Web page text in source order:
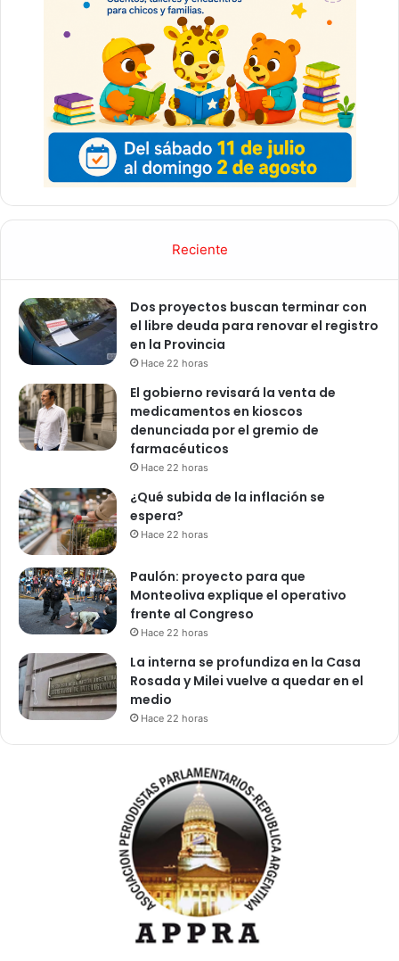
Reciente
Dos proyectos buscan terminar con
el libre deuda para renovar el registro
en la Provincia
Hace 22 horas
El gobierno revisará la venta de
medicamentos en kioscos
denunciada por el gremio de
farmacéuticos
Hace 22 horas
¿Qué subida de la inflación se
espera?
Hace 22 horas
Paulón: proyecto para que
Monteoliva explique el operativo
frente al Congreso
Hace 22 horas
La interna se profundiza en la Casa
Rosada y Milei vuelve a quedar en el
medio
Hace 22 horas